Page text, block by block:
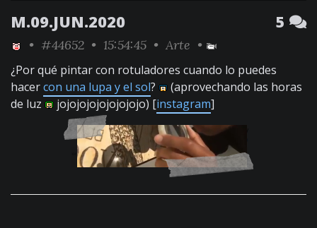
M.09.JUN.2020 5
• #44652 • 15:54:45 • Arte •
¿Por qué pintar con rotuladores cuando lo puedes
hacercon una lupa y el sol?
(aprovechando las horas
de luz
jojojojojojojojojo) [instagram]